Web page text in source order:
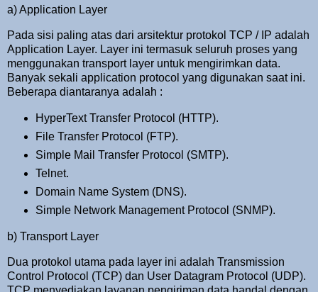
a) Application Layer
Pada sisi paling atas dari arsitektur protokol TCP / IP adalah
Application Layer. Layer ini termasuk seluruh proses yang
menggunakan transport layer untuk mengirimkan data.
Banyak sekali application protocol yang digunakan saat ini.
Beberapa diantaranya adalah :
HyperText Transfer Protocol (HTTP).
File Transfer Protocol (FTP).
Simple Mail Transfer Protocol (SMTP).
Telnet.
Domain Name System (DNS).
Simple Network Management Protocol (SNMP).
b) Transport Layer
Dua protokol utama pada layer ini adalah Transmission
Control Protocol (TCP) dan User Datagram Protocol (UDP).